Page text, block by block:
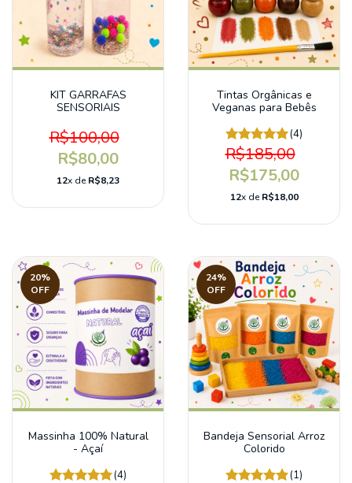
KIT GARRAFAS
SENSORIAIS
R$100,00
R$80,00
12x deR$8,23
Tintas Orgânicas e
Veganas para Bebês
(4)
R$185,00
R$175,00
12x deR$18,00
20%
OFF
Massinha 100% Natural
- Açaí
(4)
24%
OFF
Bandeja Sensorial Arroz
Colorido
(1)